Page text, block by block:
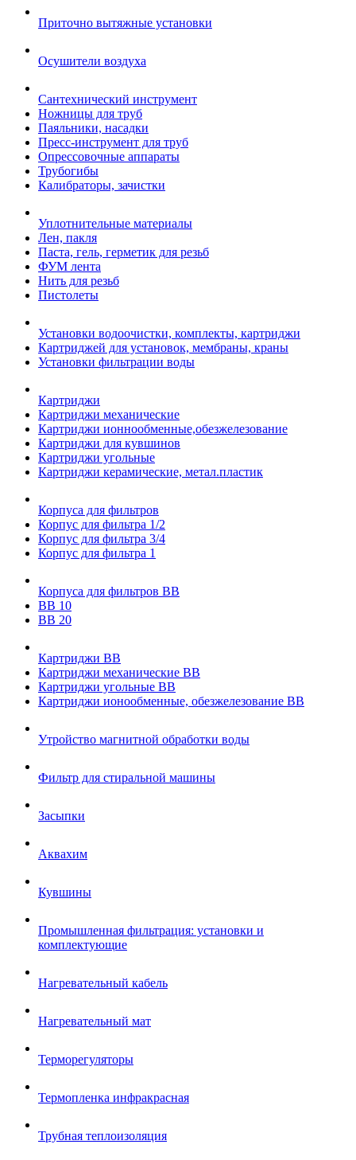
Приточно вытяжные установки
Осушители воздуха
Сантехнический инструмент
Ножницы для труб
Паяльники, насадки
Пресс-инструмент для труб
Опрессовочные аппараты
Трубогибы
Калибраторы, зачистки
Уплотнительные материалы
Лен, пакля
Паста, гель, герметик для резьб
ФУМ лента
Нить для резьб
Пистолеты
Установки водоочистки, комплекты, картриджи
Картриджей для установок, мембраны, краны
Установки фильтрации воды
Картриджи
Картриджи механические
Картриджи ионнообменные,обезжелезование
Картриджи для кувшинов
Картриджи угольные
Картриджи керамические, метал.пластик
Корпуса для фильтров
Корпус для фильтра 1/2
Корпус для фильтра 3/4
Корпус для фильтра 1
Корпуса для фильтров ВВ
ВВ 10
ВВ 20
Картриджи ВВ
Картриджи механические ВВ
Картриджи угольные ВВ
Картриджи ионообменные, обезжелезование ВВ
Утройство магнитной обработки воды
Фильтр для стиральной машины
Засыпки
Аквахим
Кувшины
Промышленная фильтрация: установки и
комплектующие
Нагревательный кабель
Нагревательный мат
Терморегуляторы
Термопленка инфракрасная
Трубная теплоизоляция